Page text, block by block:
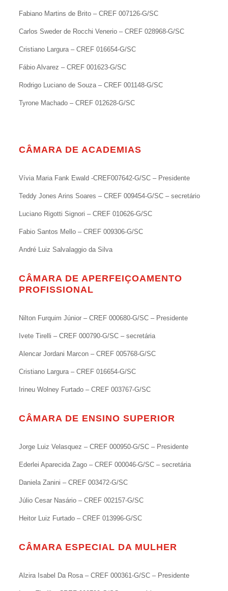
Fabiano Martins de Brito – CREF 007126-G/SC
Carlos Sweder de Rocchi Venerio – CREF 028968-G/SC
Cristiano Largura – CREF 016654-G/SC
Fábio Alvarez – CREF 001623-G/SC
Rodrigo Luciano de Souza – CREF 001148-G/SC
Tyrone Machado – CREF 012628-G/SC
CÂMARA DE ACADEMIAS
Vívia Maria Fank Ewald -CREF007642-G/SC – Presidente
Teddy Jones Arins Soares – CREF 009454-G/SC – secretário
Luciano Rigotti Signori – CREF 010626-G/SC
Fabio Santos Mello – CREF 009306-G/SC
André Luiz Salvalaggio da Silva
CÂMARA DE APERFEIÇOAMENTO
PROFISSIONAL
Nilton Furquim Júnior – CREF 000680-G/SC – Presidente
Ivete Tirelli – CREF 000790-G/SC – secretária
Alencar Jordani Marcon – CREF 005768-G/SC
Cristiano Largura – CREF 016654-G/SC
Irineu Wolney Furtado – CREF 003767-G/SC
CÂMARA DE ENSINO SUPERIOR
Jorge Luiz Velasquez – CREF 000950-G/SC – Presidente
Ederlei Aparecida Zago – CREF 000046-G/SC – secretária
Daniela Zanini – CREF 003472-G/SC
Júlio Cesar Nasário – CREF 002157-G/SC
Heitor Luiz Furtado – CREF 013996-G/SC
CÂMARA ESPECIAL DA MULHER
Alzira Isabel Da Rosa – CREF 000361-G/SC – Presidente